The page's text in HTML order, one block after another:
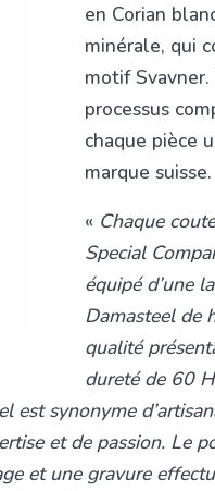
en Corian
minérale, qui
motif
processus
chaque pièce
marque suisse.
« Chaque
Special
équipé d’une
Damasteel de
qualité
dureté de 60
est synonyme
et de passion. Le
et une gravure